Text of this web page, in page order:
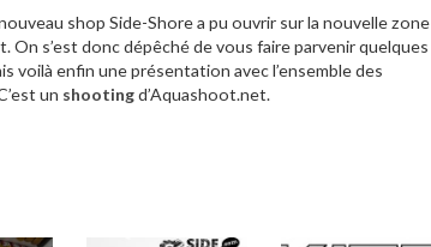
shop Side-Shore a pu ouvrir sur la nouvelle zone
On s’est donc dépêché de vous faire parvenir quelques
voilà enfin une présentation avec l’ensemble des
un shootingd’Aquashoot.net.